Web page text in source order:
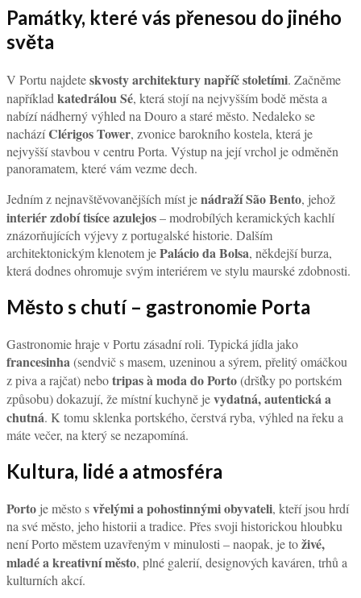
Památky, které vás přenesou do jiného
světa
V Portu najdeteskvosty architektury napříč stoletími. Začněme
napříkladkatedrálou Sé, která stojí na nejvyšším bodě města a
nabízí nádherný výhled na Douro a staré město. Nedaleko se
nacházíClérigos Tower, zvonice barokního kostela, která je
nejvyšší stavbou v centru Porta. Výstup na její vrchol je odměněn
panoramatem, které vám vezme dech.
Jedním z nejnavštěvovanějších míst jenádraží São Bento, jehož
interiér zdobí tisíce azulejos– modrobílých keramických kachlí
znázorňujících výjevy z portugalské historie. Dalším
architektonickým klenotem jePalácio da Bolsa, někdejší burza,
která dodnes ohromuje svým interiérem ve stylu maurské zdobnosti.
Město s chutí – gastronomie Porta
Gastronomie hraje v Portu zásadní roli. Typická jídla jako
francesinha(sendvič s masem, uzeninou a sýrem, přelitý omáčkou
z piva a rajčat) nebotripas à moda do Porto(dršťky po portském
způsobu) dokazují, že místní kuchyně jevydatná, autentická a
chutná. K tomu sklenka portského, čerstvá ryba, výhled na řeku a
máte večer, na který se nezapomíná.
Kultura, lidé a atmosféra
Porto je město svřelými a pohostinnými obyvateli, kteří jsou hrdí
na své město, jeho historii a tradice. Přes svoji historickou hloubku
není Porto městem uzavřeným v minulosti – naopak, je toživé,
mladé a kreativní město, plné galerií, designových kaváren, trhů a
kulturních akcí.